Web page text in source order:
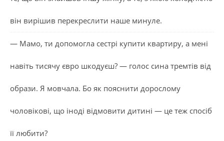
він вирішив перекреслити наше минуле.
— Мамо, ти допомогла сестрі купити квартиру, а мені
навіть тисячу євро шкодуєш? — голос сина тремтів від
образи. Я мовчала. Бо як пояснити дорослому
чоловікові, що іноді відмовити дитині — це теж спосіб
її любити?